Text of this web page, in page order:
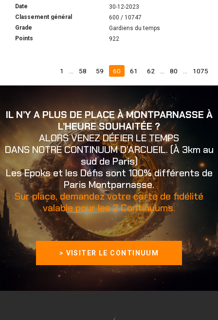
30-12-2023
600 / 10747
Gardiens du temps
922
1 58 59 60 61 62 80 1075
IL N’Y A PLUS DE PLACE À MONTPARNASSE À
L’HEURE SOUHAITÉE ?
ALORS VENEZ DÉFIER LE TEMPS
DANS NOTRE CONTINUUM D’ARCUEIL. (À 3km au
sud de Paris)
Les Epoks et les Défis sont 100% différents de
Paris Montparnasse.
Sur place, demandez votre carte de fidélité
valable pour les 2 Continuums.
> VISITER LE CONTINUUM